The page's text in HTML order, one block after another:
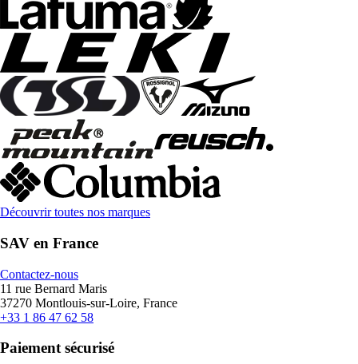
Découvrir toutes nos marques
SAV en France
Contactez-nous
11 rue Bernard Maris
37270 Montlouis-sur-Loire, France
+33 1 86 47 62 58
Paiement sécurisé